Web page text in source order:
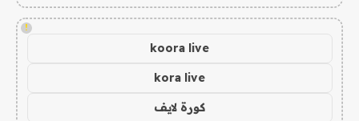
!
koora live
kora live
كورة لايف